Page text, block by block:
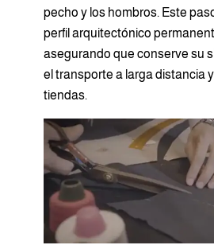
pecho y los hombros. Este
perfil arquitectónico
asegurando que conserve su
el transporte a larga distancia
tiendas.